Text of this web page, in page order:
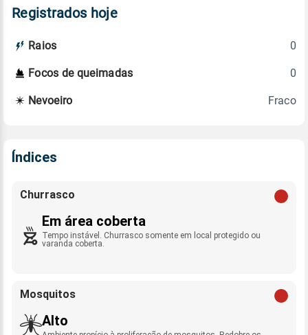
Registrados hoje
Raios 0
Focos de queimadas 0
Nevoeiro Fraco
Índices
Churrasco
Em área coberta
Tempo instável. Churrasco somente em local protegido ou
varanda coberta.
Mosquitos
Alto